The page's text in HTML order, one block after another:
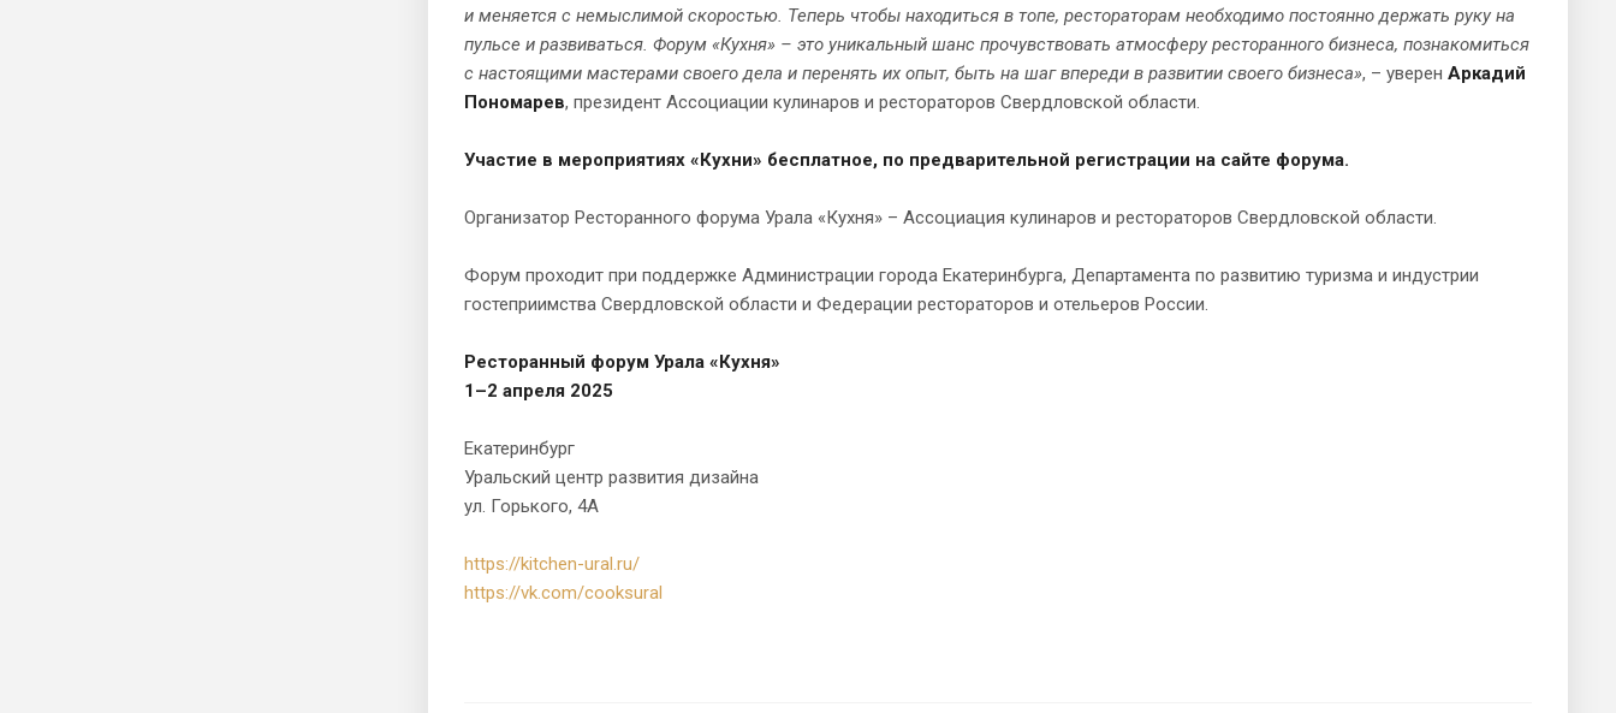
и меняется с немыслимой скоростью. Теперь чтобы находиться в топе, рестораторам необходимо постоянно держать руку на
пульсе и развиваться. Форум «Кухня» – это уникальный шанс прочувствовать атмосферу ресторанного бизнеса, познакомиться
с настоящими мастерами своего дела и перенять их опыт, быть на шаг впереди в развитии своего бизнеса», – уверен Аркадий
Пономарев, президент Ассоциации кулинаров и рестораторов Свердловской области.
Участие в мероприятиях «Кухни» бесплатное, по предварительной регистрации на сайте форума.
Организатор Ресторанного форума Урала «Кухня» – Ассоциация кулинаров и рестораторов Свердловской области.
Форум проходит при поддержке Администрации города Екатеринбурга, Департамента по развитию туризма и индустрии
гостеприимства Свердловской области и Федерации рестораторов и отельеров России.
Ресторанный форум Урала «Кухня»
1–2 апреля 2025
Екатеринбург
Уральский центр развития дизайна
ул. Горького, 4А
https://kitchen-ural.ru/
https://vk.com/cooksural